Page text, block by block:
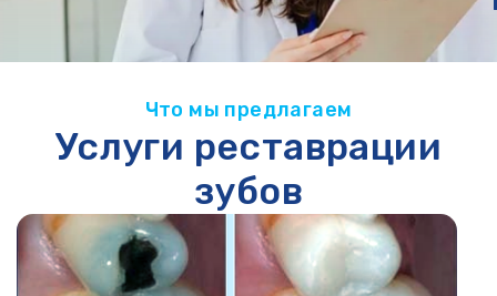
Что мы предлагаем
Услуги реставрации
зубов